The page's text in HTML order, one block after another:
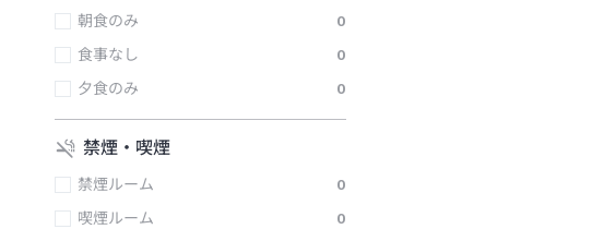
朝食のみ
0
食事なし
0
夕食のみ
0
禁煙・喫煙
禁煙ルーム
0
喫煙ルーム
0